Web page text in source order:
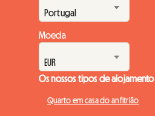
Moeda
Os nossos tipos de alojamento
Quarto em casa do anfitrião